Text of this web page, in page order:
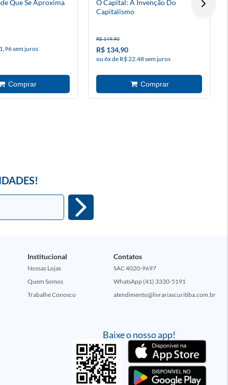
Que Se Aproxima
sem juros
O Capital: A Invenção Do
Capitalismo
R$ 149,90
R$ 134,90
ou 6x de R$ 22,48 sem juros
Baixe o nosso app!
Institucional
Nossas Lojas
Quem Somos
Trabalhe Conosco
Contatos
SAC 4020-9697
WhatsApp (41) 3330-5191
atendimento@livrariascuritiba.com.br